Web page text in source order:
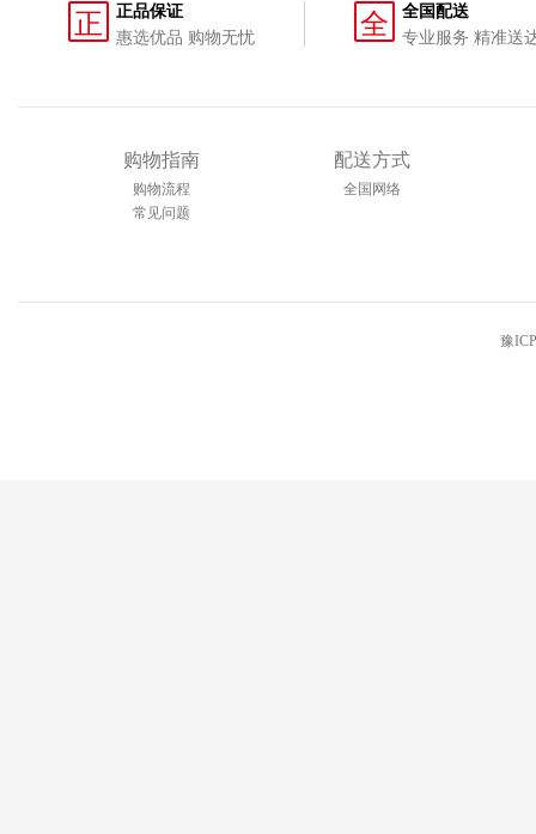
正
正品保证
惠选优品 购物无忧
全
全国配送
专业服务 精准送
购物指南
购物流程
常见问题
配送方式
全国网络
豫